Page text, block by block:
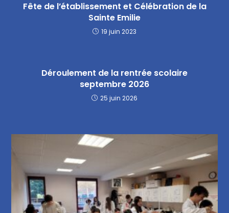
Fête de l’établissement et Célébration de la
Sainte Emilie
19 juin 2023
Déroulement de la rentrée scolaire
septembre 2026
25 juin 2026